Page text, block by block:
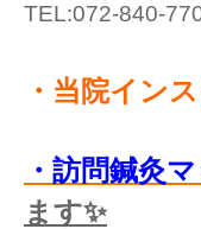
TEL:072-840-
・当院イン
・訪問鍼灸
ます✨